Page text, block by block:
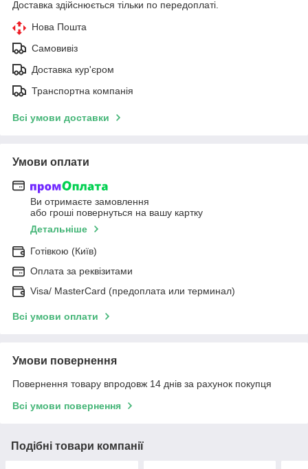
Доставка здійснюється тільки по передоплаті.
Нова Пошта
Самовивіз
Доставка кур'єром
Транспортна компанія
Всі умови доставки
Умови оплати
Ви отримаєте замовлення
або гроші повернуться на вашу картку
Детальніше
Готівкою (Київ)
Оплата за реквізитами
Visa/ MasterCard (предоплата или терминал)
Всі умови оплати
Умови повернення
Повернення товару впродовж 14 днів за рахунок покупця
Всі умови повернення
Подібні товари компанії